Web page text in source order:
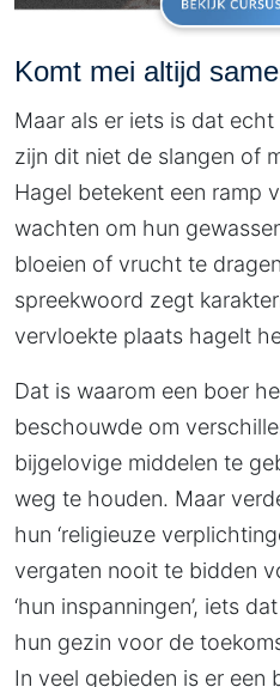
Komt mei altijd
Maar als er iets is dat
zijn dit niet de slangen of
Hagel betekent een ramp
wachten om hun
bloeien of vrucht te
spreekwoord zegt
vervloekte plaats hagelt
Dat is waarom een boer
beschouwde om
bijgelovige middelen te
weg te houden. Maar
hun ‘religieuze
vergaten nooit te bidden
‘hun inspanningen’, iets
hun gezin voor de
In veel gebieden is er een